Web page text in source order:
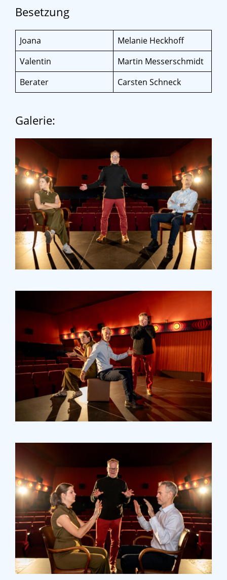
Besetzung
Joana
Melanie Heckhoff
Valentin
Martin Messerschmidt
Berater
Carsten Schneck
Galerie: